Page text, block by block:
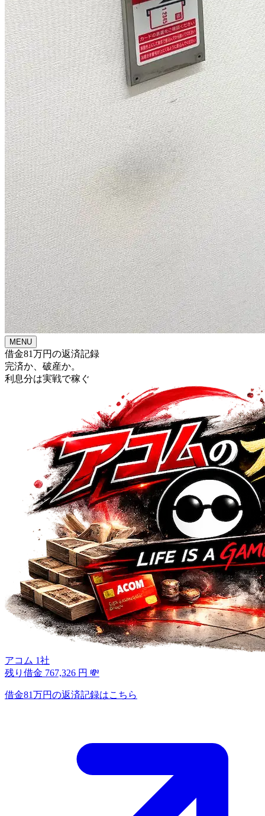
MENU
借金81万円の返済記録
完済か、破産か。
利息分は実戦で稼ぐ
アコム 1社
残り借金 767,326 円 💸
借金81万円の返済記録はこちら